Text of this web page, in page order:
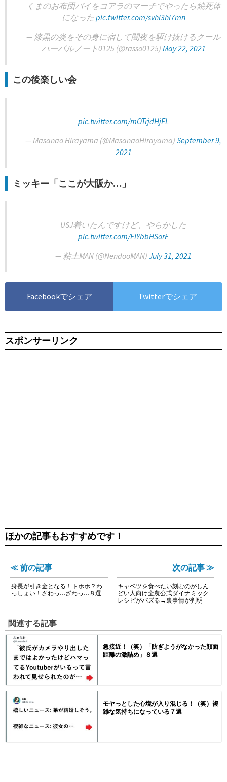
くまのお布団パイをコアラのマーチでやったら焼死体
になったpic.twitter.com/svhi3hi7mn
— 漆黒の炎をその身に宿して闇夜を駆け抜けるクール
ハーバルノート0125 (@rasso0125) May 22, 2021
この後楽しい会
pic.twitter.com/mOTrjdHjFL
— Masanao Hirayama (@MasanaoHirayama) September 9,
2021
ミッキー「ここが大阪か…」
USJ着いたんですけど、やらかした
pic.twitter.com/FIYbbHSorE
— 粘土MAN (@NendooMAN) July 31, 2021
Facebookでシェア Twitterでシェア
スポンサーリンク
ほかの記事もおすすめです！
≪ 前の記事
身長が引き金となる！トホホ？わ
っしょい！ざわっ…ざわっ…８選
次の記事 ≫
キャベツを食べたい刻むのがしん
どい人向け全農公式ダイナミック
レシピがバズる→裏事情が判明
関連する記事
急接近！（笑）「防ぎようがなかった顔面
距離の激詰め」８選
モヤっとした心境が入り混じる！（笑）複
雑な気持ちになっている７選